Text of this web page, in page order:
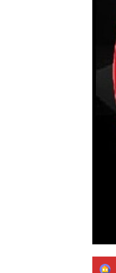
H